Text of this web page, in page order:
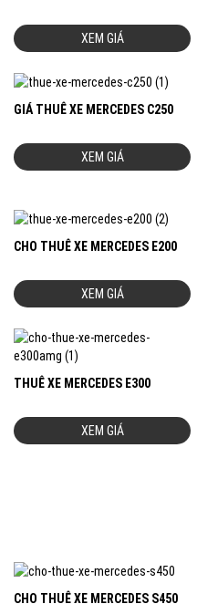
XEM GIÁ
GIÁ THUÊ XE MERCEDES C250
XEM GIÁ
CHO THUÊ XE MERCEDES E200
XEM GIÁ
THUÊ XE MERCEDES E300
XEM GIÁ
CHO THUÊ XE MERCEDES S450